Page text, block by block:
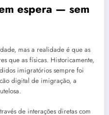
espera — sem
mas a realidade é que as
que as físicas. Historicamente,
imigratórios sempre foi
digital de imigração, a
de interações diretas com